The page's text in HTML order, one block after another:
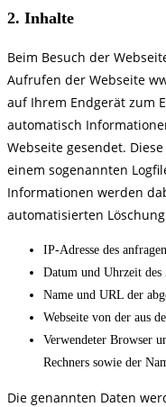
2. Inhalte
Beim Besuch der
Aufrufen der Webseite
auf Ihrem Endgerät zum
automatisch
Webseite gesendet.
einem sogenannten
Informationen werden
automatisierten
IP-Adresse des
Datum und Uhrzeit
Name und URL der
Webseite von der aus
Verwendeter Browser
Rechners sowie der
Die genannten Daten